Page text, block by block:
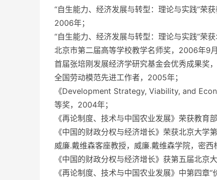
“自生能力、经济发展与转型：理论与实践”荣
2006年；
“自生能力、经济发展与转型：理论与实践”荣
北京市第二届高等学校教学名师奖，2006年9月
首届张培刚发展经济学研究基金会优秀成果奖
全国劳动模范先进工作者，2005年；
《Development Strategy, Viability, and
等奖，2004年；
《再论制度、技术与中国农业发展》荣获教育
《中国的财政分权与经济增长》荣获北京大学
威廉.戴维森客座教授，威廉.戴维森学院，密西
《中国的财政分权与经济增长》获第五届北京
《再论制度、技术与中国农业发展》中第四章